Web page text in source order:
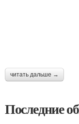
читать дальше →
Последние